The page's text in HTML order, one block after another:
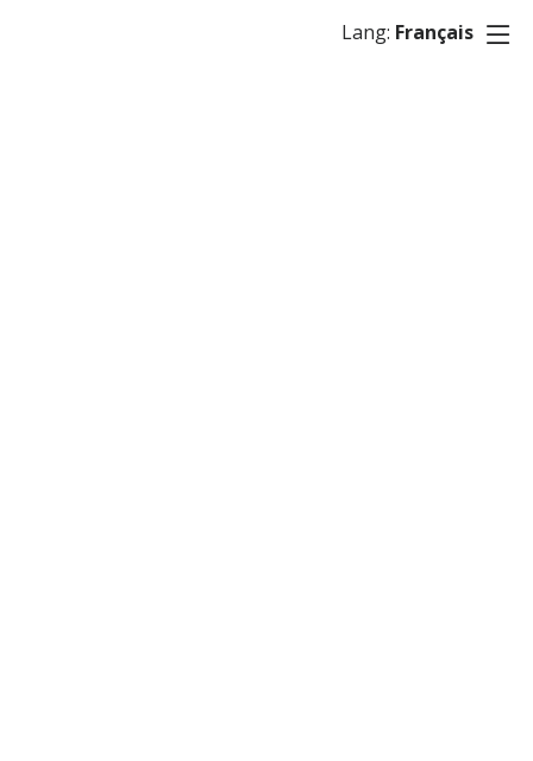
Lang: Français